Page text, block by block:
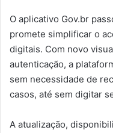
O aplicativo Gov.br
promete simplificar o
digitais. Com novo
autenticação, a
sem necessidade de
casos, até sem digitar
A atualização,